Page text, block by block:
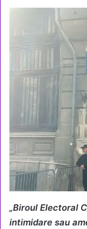
„Biroul Electoral
intimidare sau